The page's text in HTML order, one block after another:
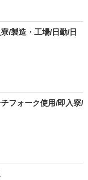
/製造・工場/日勤/日
フォーク使用/即入寮/